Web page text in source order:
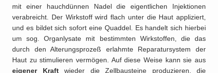
mit einer hauchdünnen Nadel die eigentlichen Injektionen
verabreicht. Der Wirkstoff wird flach unter die Haut appliziert,
und es bildet sich sofort eine Quaddel. Es handelt sich hierbei
um sog. Organlysate mit bestimmten Wirkstoffen, die das
durch den Alterungsprozeß erlahmte Reparatursystem der
Haut zu stimulieren vermögen. Auf diese Weise kann sie aus
eigener Kraftwieder die Zellbausteine produzieren, die